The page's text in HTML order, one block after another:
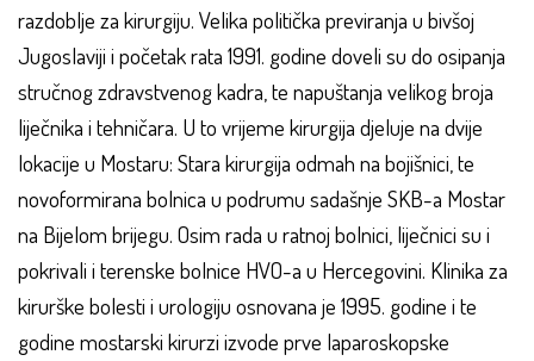
razdoblje za kirurgiju. Velika politička previranja u bivšoj
Jugoslaviji i početak rata 1991. godine doveli su do osipanja
stručnog zdravstvenog kadra, te napuštanja velikog broja
liječnika i tehničara. U to vrijeme kirurgija djeluje na dvije
lokacije u Mostaru: Stara kirurgija odmah na bojišnici, te
novoformirana bolnica u podrumu sadašnje SKB-a Mostar
na Bijelom brijegu. Osim rada u ratnoj bolnici, liječnici su i
pokrivali i terenske bolnice HVO-a u Hercegovini. Klinika za
kirurške bolesti i urologiju osnovana je 1995. godine i te
godine mostarski kirurzi izvode prve laparoskopske